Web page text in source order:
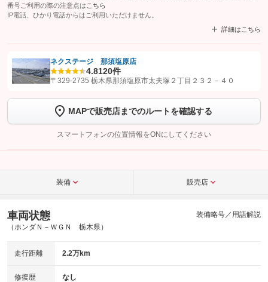
番号ご利用の際の注意点は こちら
IP電話、ひかり電話からはご利用いただけません。
詳細はこちら
【STEP1】認証画面でグーネットを友だち追加してから「許可する」ボタンを押
トーク画面で
ボタンをタップして問い合わせを
完了してください。
こちら
ネクステージ 那須塩原店
4.8120件
〒329-2735 栃木県那須塩原市太夫塚２丁目２３２－４０
MAPで販売店までのルートを確認する
スマートフォンの位置情報をONにしてください
装備 販売店
車両状態
（ホンダＮ－ＷＧＮ 栃木県）
装備略号／用語解説
走行距離 2.2万km
修復歴 なし